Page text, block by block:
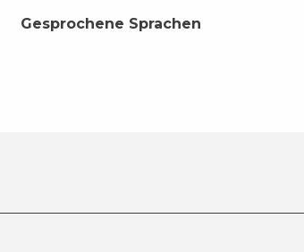
Gesprochene Sprachen
Gesprochene Sprachen